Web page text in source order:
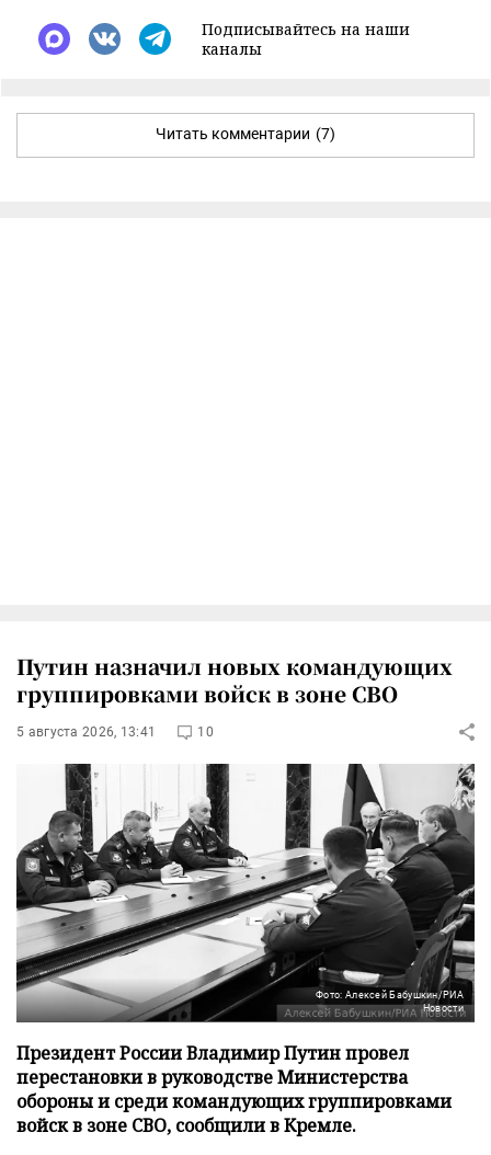
Подписывайтесь на наши
каналы
Читать комментарии (7)
Путин назначил новых командующих
группировками войск в зоне СВО
5 августа 2026, 13:41 10
Фото: Алексей Бабушкин/РИА
Новости
Президент России Владимир Путин провел
перестановки в руководстве Министерства
обороны и среди командующих группировками
войск в зоне СВО, сообщили в Кремле.